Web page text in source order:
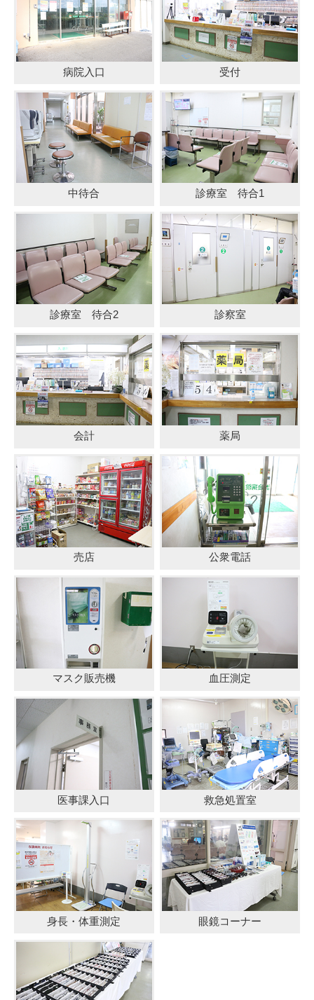
病院入口 受付
中待合 診療室 待合1
診療室 待合2 診察室
会計 薬局
売店 公衆電話
マスク販売機 血圧測定
医事課入口 救急処置室
身長・体重測定 眼鏡コーナー